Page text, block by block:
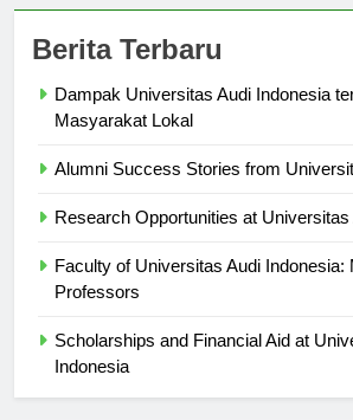
Dampak Universitas Audi Indonesia
Faculty of Universitas Audi Indonesia:
Scholarships and Financial Aid at